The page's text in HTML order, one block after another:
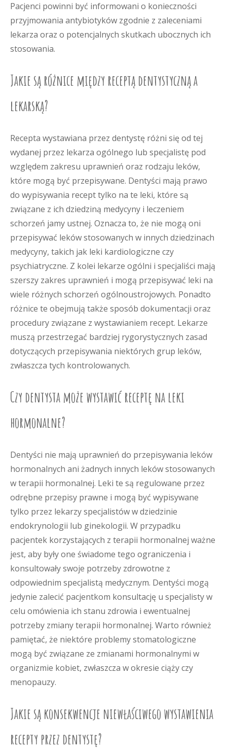
Pacjenci powinni być informowani o konieczności
przyjmowania antybiotyków zgodnie z zaleceniami
lekarza oraz o potencjalnych skutkach ubocznych ich
stosowania.
Jakie są różnice między receptą dentystyczną a
lekarską?
Recepta wystawiana przez dentystę różni się od tej
wydanej przez lekarza ogólnego lub specjalistę pod
względem zakresu uprawnień oraz rodzaju leków,
które mogą być przepisywane. Dentyści mają prawo
do wypisywania recept tylko na te leki, które są
związane z ich dziedziną medycyny i leczeniem
schorzeń jamy ustnej. Oznacza to, że nie mogą oni
przepisywać leków stosowanych w innych dziedzinach
medycyny, takich jak leki kardiologiczne czy
psychiatryczne. Z kolei lekarze ogólni i specjaliści mają
szerszy zakres uprawnień i mogą przepisywać leki na
wiele różnych schorzeń ogólnoustrojowych. Ponadto
różnice te obejmują także sposób dokumentacji oraz
procedury związane z wystawianiem recept. Lekarze
muszą przestrzegać bardziej rygorystycznych zasad
dotyczących przepisywania niektórych grup leków,
zwłaszcza tych kontrolowanych.
Czy dentysta może wystawić receptę na leki
hormonalne?
Dentyści nie mają uprawnień do przepisywania leków
hormonalnych ani żadnych innych leków stosowanych
w terapii hormonalnej. Leki te są regulowane przez
odrębne przepisy prawne i mogą być wypisywane
tylko przez lekarzy specjalistów w dziedzinie
endokrynologii lub ginekologii. W przypadku
pacjentek korzystających z terapii hormonalnej ważne
jest, aby były one świadome tego ograniczenia i
konsultowały swoje potrzeby zdrowotne z
odpowiednim specjalistą medycznym. Dentyści mogą
jedynie zalecić pacjentkom konsultację u specjalisty w
celu omówienia ich stanu zdrowia i ewentualnej
potrzeby zmiany terapii hormonalnej. Warto również
pamiętać, że niektóre problemy stomatologiczne
mogą być związane ze zmianami hormonalnymi w
organizmie kobiet, zwłaszcza w okresie ciąży czy
menopauzy.
Jakie są konsekwencje niewłaściwego wystawienia
recepty przez dentystę?